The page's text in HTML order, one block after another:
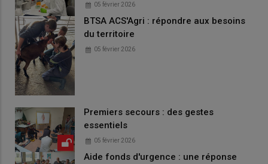
05 février 2026
BTSA ACS'Agri : répondre aux besoins
du territoire
05 février 2026
Premiers secours : des gestes
essentiels
05 février 2026
Aide fonds d'urgence : une réponse